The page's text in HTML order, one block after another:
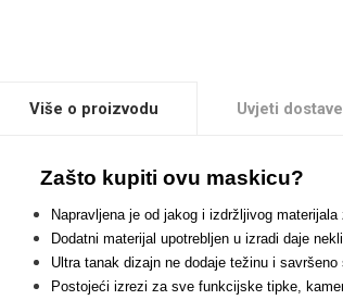
Više o proizvodu Uvjeti dostave
Zašto kupiti ovu maskicu?
Napravljena je od jakog i izdržljivog
Dodatni materijal upotrebljen u izradi daje
Ultra tanak dizajn ne dodaje težinu i
Postojeći izrezi za sve funkcijske tipke,
Takeoff
Valentinovo